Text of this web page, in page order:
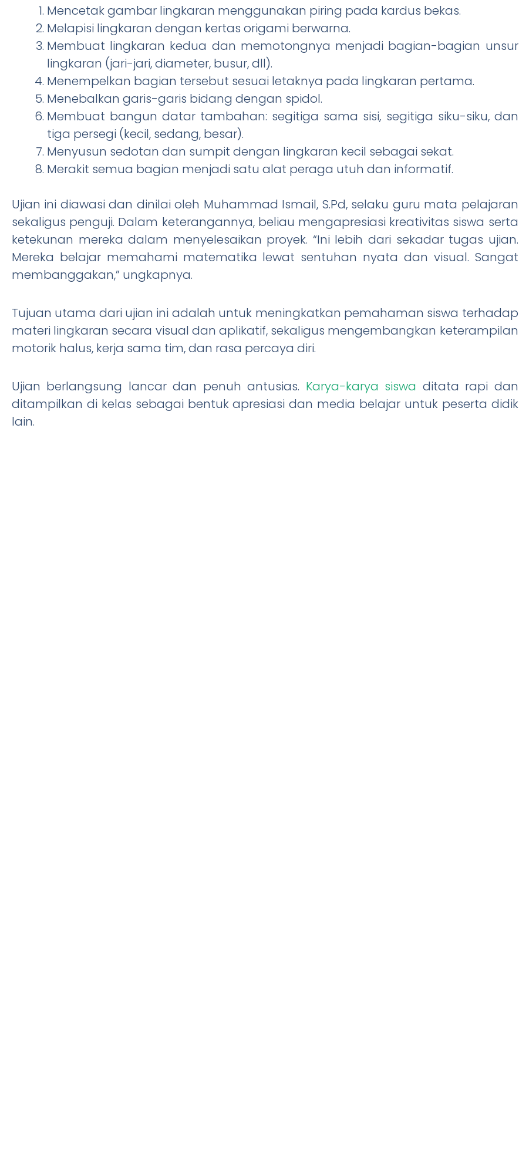
Mencetak gambar lingkaran menggunakan piring pada kardus bekas.
Melapisi lingkaran dengan kertas origami berwarna.
Membuat lingkaran kedua dan memotongnya menjadi bagian-bagian unsur
lingkaran (jari-jari, diameter, busur, dll).
Menempelkan bagian tersebut sesuai letaknya pada lingkaran pertama.
Menebalkan garis-garis bidang dengan spidol.
Membuat bangun datar tambahan: segitiga sama sisi, segitiga siku-siku, dan
tiga persegi (kecil, sedang, besar).
Menyusun sedotan dan sumpit dengan lingkaran kecil sebagai sekat.
Merakit semua bagian menjadi satu alat peraga utuh dan informatif.
Ujian ini diawasi dan dinilai oleh Muhammad Ismail, S.Pd, selaku guru mata pelajaran
sekaligus penguji. Dalam keterangannya, beliau mengapresiasi kreativitas siswa serta
ketekunan mereka dalam menyelesaikan proyek. “Ini lebih dari sekadar tugas ujian.
Mereka belajar memahami matematika lewat sentuhan nyata dan visual. Sangat
membanggakan,” ungkapnya.
Tujuan utama dari ujian ini adalah untuk meningkatkan pemahaman siswa terhadap
materi lingkaran secara visual dan aplikatif, sekaligus mengembangkan keterampilan
motorik halus, kerja sama tim, dan rasa percaya diri.
Ujian berlangsung lancar dan penuh antusias. Karya-karya siswa ditata rapi dan
ditampilkan di kelas sebagai bentuk apresiasi dan media belajar untuk peserta didik
lain.